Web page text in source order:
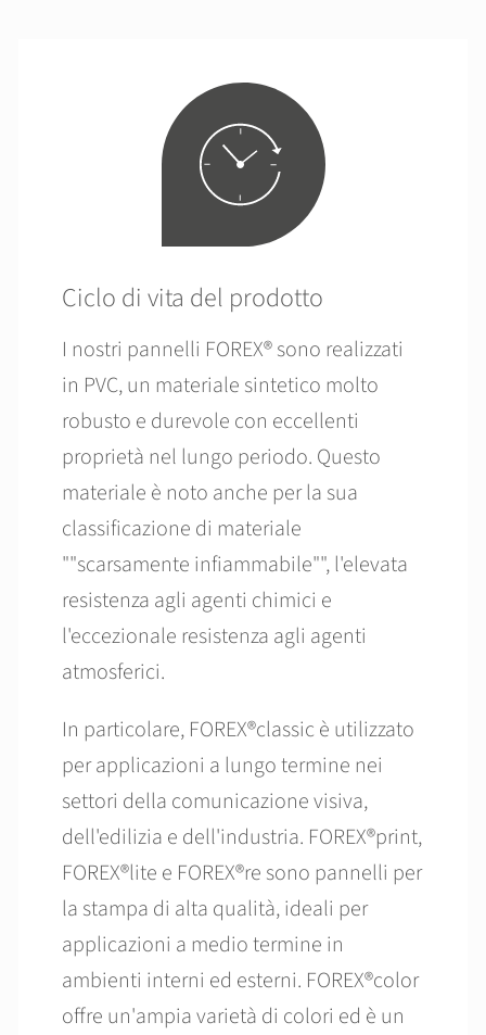
Ciclo di vita del prodotto
I nostri pannelli FOREX® sono realizzati
in PVC, un materiale sintetico molto
robusto e durevole con eccellenti
proprietà nel lungo periodo. Questo
materiale è noto anche per la sua
classificazione di materiale
""scarsamente infiammabile"", l'elevata
resistenza agli agenti chimici e
l'eccezionale resistenza agli agenti
atmosferici.
In particolare, FOREX®classic è utilizzato
per applicazioni a lungo termine nei
settori della comunicazione visiva,
dell'edilizia e dell'industria. FOREX®print,
FOREX®lite e FOREX®re sono pannelli per
la stampa di alta qualità, ideali per
applicazioni a medio termine in
ambienti interni ed esterni. FOREX®color
offre un'ampia varietà di colori ed è un